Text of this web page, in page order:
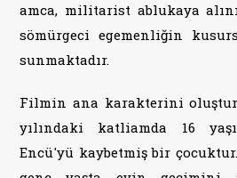
amca, militarist ablukaya
sömürgeci egemenliğin
sunmaktadır.
Filmin ana karakterini
yılındaki katliamda 16
Encü'yü kaybetmiş bir